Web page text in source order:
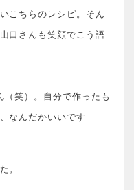
こちらのレシピ。そん
口さんも笑顔でこう語
（笑）。自分で作ったも
なんだかいいです
。